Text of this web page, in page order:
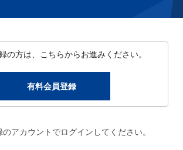
の方は、こちらからお進みください。
有料会員登録
アカウントでログインしてください。